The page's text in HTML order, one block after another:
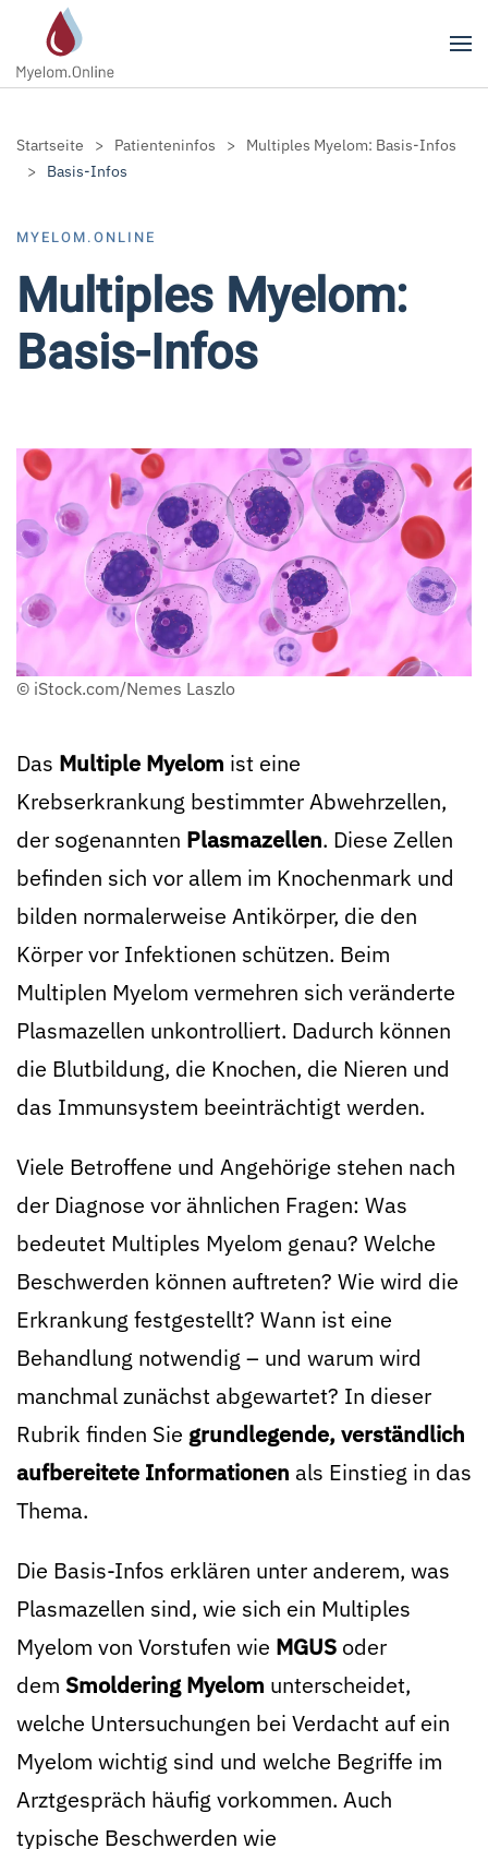
Zum Hauptinhalt springen
Startseite Patienteninfos
Multiples Myelom: Basis-Infos
Basis-Infos
MYELOM.ONLINE
Multiples Myelom:
Basis-Infos
© iStock.com/Nemes Laszlo
Das Multiple Myelom ist eine
Krebserkrankung bestimmter Abwehrzellen,
der sogenannten Plasmazellen. Diese Zellen
befinden sich vor allem im Knochenmark und
bilden normalerweise Antikörper, die den
Körper vor Infektionen schützen. Beim
Multiplen Myelom vermehren sich veränderte
Plasmazellen unkontrolliert. Dadurch können
die Blutbildung, die Knochen, die Nieren und
das Immunsystem beeinträchtigt werden.
Viele Betroffene und Angehörige stehen nach
der Diagnose vor ähnlichen Fragen: Was
bedeutet Multiples Myelom genau? Welche
Beschwerden können auftreten? Wie wird die
Erkrankung festgestellt? Wann ist eine
Behandlung notwendig – und warum wird
manchmal zunächst abgewartet? In dieser
Rubrik finden Sie grundlegende, verständlich
aufbereitete Informationen als Einstieg in das
Thema.
Die Basis-Infos erklären unter anderem, was
Plasmazellen sind, wie sich ein Multiples
Myelom von Vorstufen wie MGUS oder
dem Smoldering Myelom unterscheidet,
welche Untersuchungen bei Verdacht auf ein
Myelom wichtig sind und welche Begriffe im
Arztgespräch häufig vorkommen. Auch
typische Beschwerden wie